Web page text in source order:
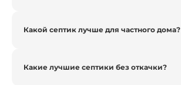
Какой септик лучше для частного дома?
Какие лучшие септики без откачки?